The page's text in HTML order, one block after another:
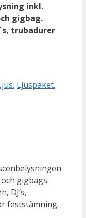
inkl.
gigbag.
trubadurer
, Ljuspaket,
gigbags.
DJ’s,
feststämning.